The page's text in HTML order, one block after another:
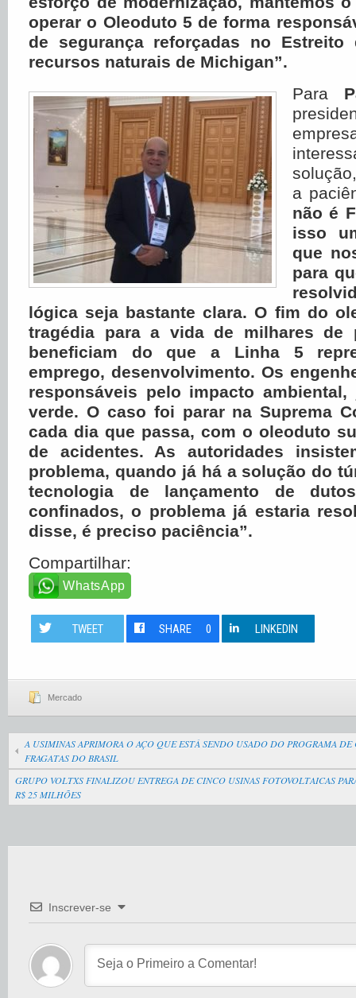
operar o Oleoduto 5 de forma
de segurança reforçadas no Estreito
recursos naturais de Michigan”.
Para
a
não é
isso
que
para
lógica seja bastante clara. O fim do
tragédia para a vida de milhares de
beneficiam do que a Linha 5
emprego, desenvolvimento. Os
responsáveis pelo impacto
verde. O caso foi parar na Suprema
cada dia que passa, com o oleoduto
de acidentes. As autoridades
problema, quando já há a solução do
tecnologia de lançamento de
confinados, o problema já estaria
disse, é preciso paciência”.
Compartilhar:
WhatsApp
TWEET SHARE 0 LINKEDIN
Mercado
A USIMINAS APRIMORA O AÇO QUE ESTÁ SENDO USADO DO PROGRAMA DE
FRAGATAS DO BRASIL
GRUPO VOLTXS FINALIZOU ENTREGA DE CINCO USINAS FOTOVOLTAICAS
R$ 25 MILHÕES
Inscrever-se